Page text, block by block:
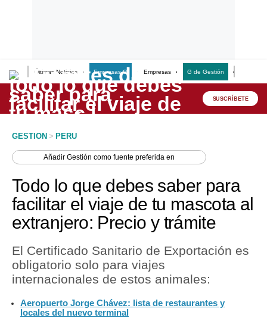
Últimas Noticias Empresas G Empresas G de Gestión
Lo último
Peru Quiosco
Economía
Mercados
Política
Finanzas Personales
SUSCRÍBETE
GESTION > PERU
AñadirGestión como fuente preferida en
Todo lo que debes saber para
facilitar el viaje de tu mascota al
extranjero: Precio y trámite
El Certificado Sanitario de Exportación es
obligatorio solo para viajes
internacionales de estos animales:
Aeropuerto Jorge Chávez: lista de restaurantes y
locales del nuevo terminal